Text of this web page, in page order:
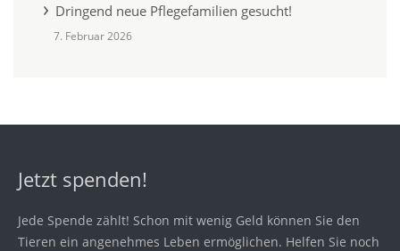
Dringend neue Pflegefamilien gesucht!
7. Februar 2026
Jetzt spenden!
Jede Spende zählt! Schon mit wenig Geld können Sie den
Tieren ein angenehmes Leben ermöglichen. Helfen Sie noch